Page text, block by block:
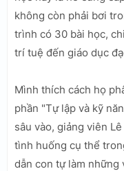
không còn phải bơi
trình có 30 bài học,
trí tuệ đến giáo dục
Mình thích cách họ
phần "Tự lập và kỹ
sâu vào, giảng viên
tình huống cụ thể
dẫn con tự làm những